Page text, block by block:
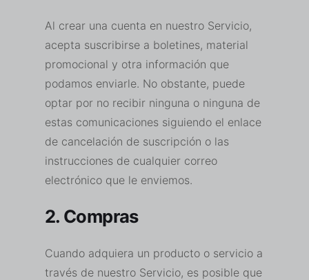
Al crear una cuenta en nuestro Servicio,
acepta suscribirse a boletines, material
promocional y otra información que
podamos enviarle. No obstante, puede
optar por no recibir ninguna o ninguna de
estas comunicaciones siguiendo el enlace
de cancelación de suscripción o las
instrucciones de cualquier correo
electrónico que le enviemos.
2. Compras
Cuando adquiera un producto o servicio a
través de nuestro Servicio, es posible que